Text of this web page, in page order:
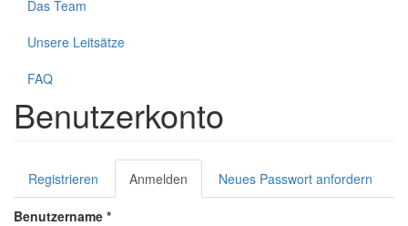
Das Team
Unsere Leitsätze
FAQ
Benutzerkonto
Haupt-
Reiter
Registrieren Anmelden (aktiver
Reiter)
Neues Passwort anfordern
Benutzername *